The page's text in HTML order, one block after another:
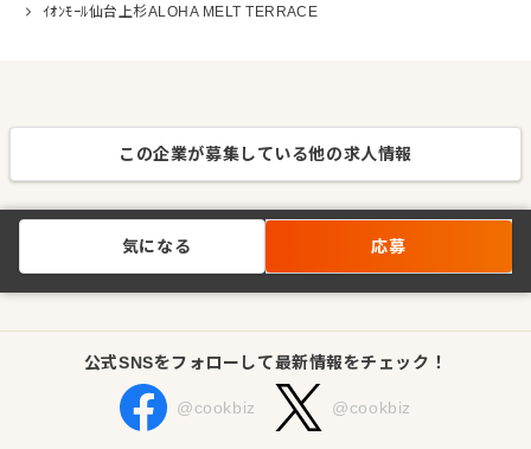
ｲｵﾝﾓｰﾙ仙台上杉ALOHA MELT TERRACE
この企業が募集している他の求人情報
気になる 応募
公式SNSをフォローして最新情報をチェック！
@cookbiz @cookbiz